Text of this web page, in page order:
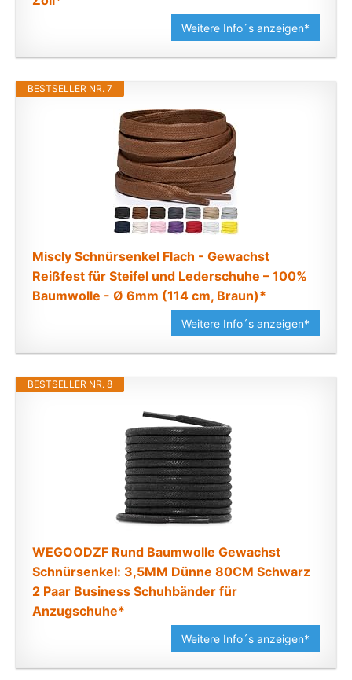
Weitere Info´s anzeigen*
BESTSELLER NR. 7
Miscly Schnürsenkel Flach - Gewachst
Reißfest für Steifel und Lederschuhe – 100%
Baumwolle - Ø 6mm (114 cm, Braun)*
Weitere Info´s anzeigen*
BESTSELLER NR. 8
WEGOODZF Rund Baumwolle Gewachst
Schnürsenkel: 3,5MM Dünne 80CM Schwarz
2 Paar Business Schuhbänder für
Anzugschuhe*
Weitere Info´s anzeigen*